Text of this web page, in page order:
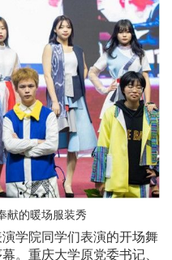
献的暖场服装秀
学院同学们表演的开场舞
。重庆大学原党委书记、